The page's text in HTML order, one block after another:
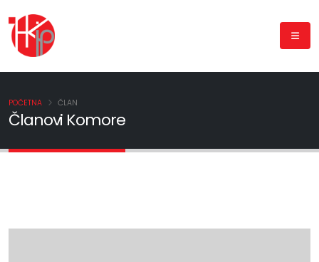
Članovi Komore
POČETNA ČLAN